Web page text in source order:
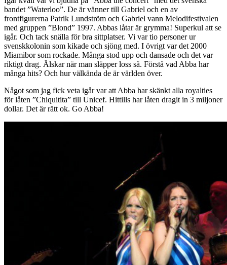
bandet ”Waterloo”. De är vänner till Gabriel och en av
frontfigurerna Patrik Lundström och Gabriel vann Melodifestivalen
med gruppen ”Blond” 1997. Abbas låtar är grymma! Superkul att se
igår. Och tack snälla för bra sittplatser. Vi var tio personer ur
svenskkolonin som kikade och sjöng med. I övrigt var det 2000
Miamibor som rockade. Många stod upp och dansade och det var
riktigt drag. Älskar när man släpper loss så. Förstå vad Abba har
många hits? Och hur välkända de är världen över.
Något som jag fick veta igår var att Abba har skänkt alla royalties
för låten ”Chiquitita” till Unicef. Hittills har låten dragit in 3 miljoner
dollar. Det är rätt ok. Go Abba!